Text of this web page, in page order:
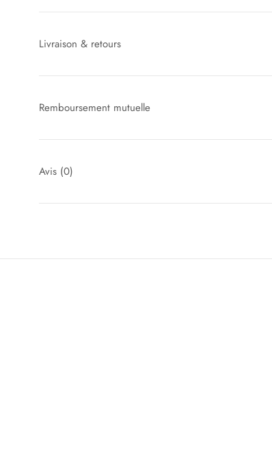
Livraison & retours
Remboursement mutuelle
Avis (0)